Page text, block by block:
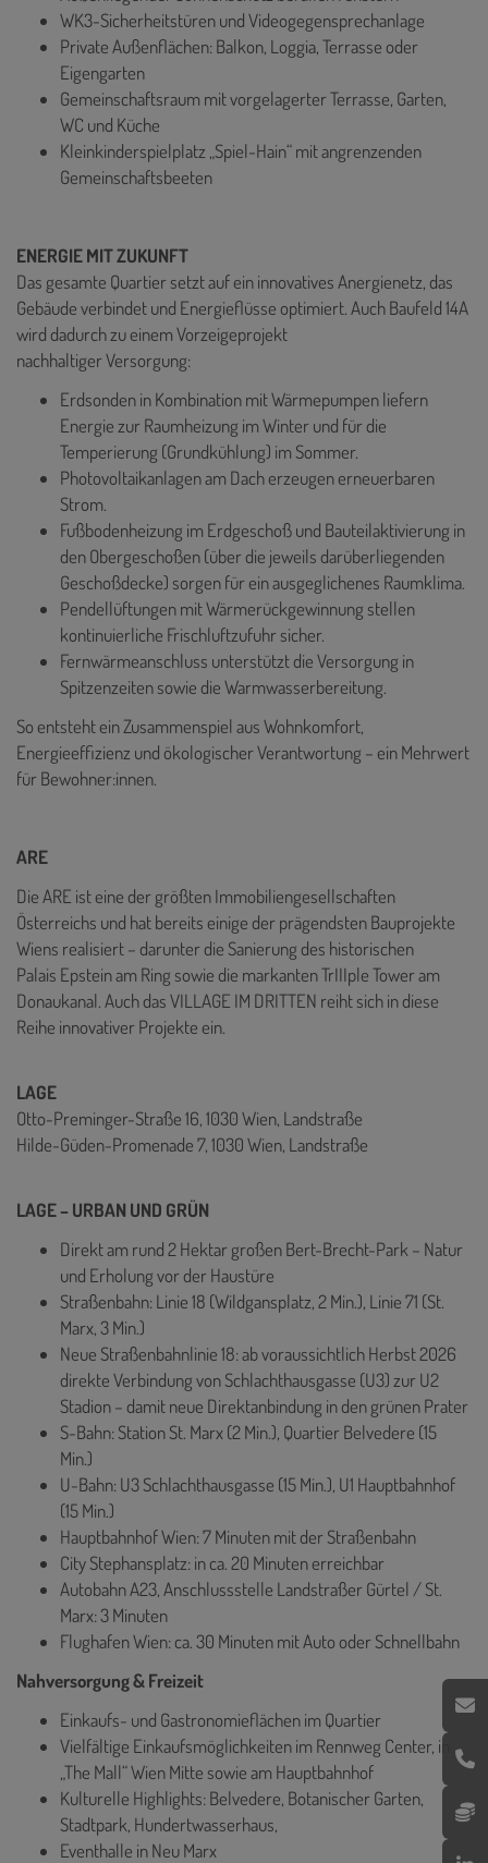
WK3-Sicherheitstüren und Videogegensprechanlage
Private Außenflächen: Balkon, Loggia, Terrasse oder
Eigengarten
Gemeinschaftsraum mit vorgelagerter Terrasse, Garten,
WC und Küche
Kleinkinderspielplatz „Spiel-Hain“ mit angrenzenden
Gemeinschaftsbeeten
ENERGIE MIT ZUKUNFT
Das gesamte Quartier setzt auf ein innovatives Anergienetz, das
Gebäude verbindet und Energieflüsse optimiert. Auch Baufeld 14A
wird dadurch zu einem Vorzeigeprojekt
nachhaltiger Versorgung:
Erdsonden in Kombination mit Wärmepumpen liefern
Energie zur Raumheizung im Winter und für die
Temperierung (Grundkühlung) im Sommer.
Photovoltaikanlagen am Dach erzeugen erneuerbaren
Strom.
Fußbodenheizung im Erdgeschoß und Bauteilaktivierung in
den Obergeschoßen (über die jeweils darüberliegenden
Geschoßdecke) sorgen für ein ausgeglichenes Raumklima.
Pendellüftungen mit Wärmerückgewinnung stellen
kontinuierliche Frischluftzufuhr sicher.
Fernwärmeanschluss unterstützt die Versorgung in
Spitzenzeiten sowie die Warmwasserbereitung.
So entsteht ein Zusammenspiel aus Wohnkomfort,
Energieeffizienz und ökologischer Verantwortung – ein Mehrwert
für Bewohner:innen.
ARE
Die ARE ist eine der größten Immobiliengesellschaften
Österreichs und hat bereits einige der prägendsten Bauprojekte
Wiens realisiert – darunter die Sanierung des historischen
Palais Epstein am Ring sowie die markanten TrIIIple Tower am
Donaukanal. Auch das VILLAGE IM DRITTEN reiht sich in diese
Reihe innovativer Projekte ein.
LAGE
Otto-Preminger-Straße 16, 1030 Wien, Landstraße
Hilde-Güden-Promenade 7, 1030 Wien, Landstraße
LAGE – URBAN UND GRÜN
Direkt am rund 2 Hektar großen Bert-Brecht-Park – Natur
und Erholung vor der Haustüre
Straßenbahn: Linie 18 (Wildgansplatz, 2 Min.), Linie 71 (St.
Marx, 3 Min.)
Neue Straßenbahnlinie 18: ab voraussichtlich Herbst 2026
direkte Verbindung von Schlachthausgasse (U3) zur U2
Stadion – damit neue Direktanbindung in den grünen Prater
S-Bahn: Station St. Marx (2 Min.), Quartier Belvedere (15
Min.)
U-Bahn: U3 Schlachthausgasse (15 Min.), U1 Hauptbahnhof
(15 Min.)
Hauptbahnhof Wien: 7 Minuten mit der Straßenbahn
City Stephansplatz: in ca. 20 Minuten erreichbar
Autobahn A23, Anschlussstelle Landstraßer Gürtel / St.
Marx: 3 Minuten
Flughafen Wien: ca. 30 Minuten mit Auto oder Schnellbahn
Nahversorgung & Freizeit
Einkaufs- und Gastronomieflächen im Quartier
Vielfältige Einkaufsmöglichkeiten im Rennweg Center, in
„The Mall“ Wien Mitte sowie am Hauptbahnhof
Kulturelle Highlights: Belvedere, Botanischer Garten,
Stadtpark, Hundertwasserhaus,
Eventhalle in Neu Marx